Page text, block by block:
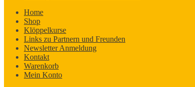
Home
Shop
Klöppelkurse
Links zu Partnern und Freunden
Newsletter Anmeldung
Kontakt
Warenkorb
Mein Konto